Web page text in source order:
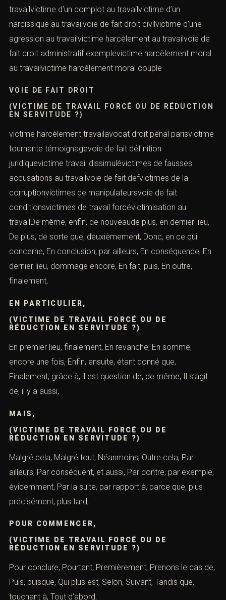
travailvictime d’un complot au travailvictime d’un
narcissique au travailvoie de fait droit civilvictime d’une
agression au travailvictime harcèlement au travailvoie de
fait droit administratif exemplevictime harcèlement moral
au travailvictime harcèlement moral couple
VOIE DE FAIT DROIT
(VICTIME DE TRAVAIL FORCÉ OU DE RÉDUCTION
EN SERVITUDE ?)
victime harcèlement travailavocat droit pénal parisvictime
tournante témoignagevoie de fait définition
juridiquevictime travail dissimulévictimes de fausses
accusations au travailvoie de fait defvictimes de la
corruptionvictimes de manipulateursvoie de fait
conditionsvictimes de travail forcévictimisation au
travailDe même, enfin, de nouveaude plus, en dernier lieu,
De plus, de sorte que, deuxièmement, Donc, en ce qui
concerne, En conclusion, par ailleurs, En conséquence, En
dernier lieu, dommage encore, En fait, puis, En outre,
finalement,
EN PARTICULIER,
(VICTIME DE TRAVAIL FORCÉ OU DE
RÉDUCTION EN SERVITUDE ?)
En premier lieu, finalement, En revanche, En somme,
encore une fois, Enfin, ensuite, étant donné que,
Finalement, grâce à, il est question de, de même, Il s’agit
de, il y a aussi,
MAIS,
(VICTIME DE TRAVAIL FORCÉ OU DE
RÉDUCTION EN SERVITUDE ?)
Malgré cela, Malgré tout, Néanmoins, Outre cela, Par
ailleurs, Par conséquent, et aussi, Par contre, par exemple,
évidemment, Par la suite, par rapport à, parce que, plus
précisément, plus tard,
POUR COMMENCER,
(VICTIME DE TRAVAIL FORCÉ OU DE
RÉDUCTION EN SERVITUDE ?)
Pour conclure, Pourtant, Premièrement, Prenons le cas de,
Puis, puisque, Qui plus est, Selon, Suivant, Tandis que,
touchant à, Tout d’abord,